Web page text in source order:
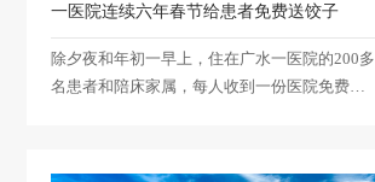
一医院连续六年春节给患者免费送饺子
除夕夜和年初一早上，住在广水一医院的200多
名患者和陪床家属，每人收到一份医院免费送